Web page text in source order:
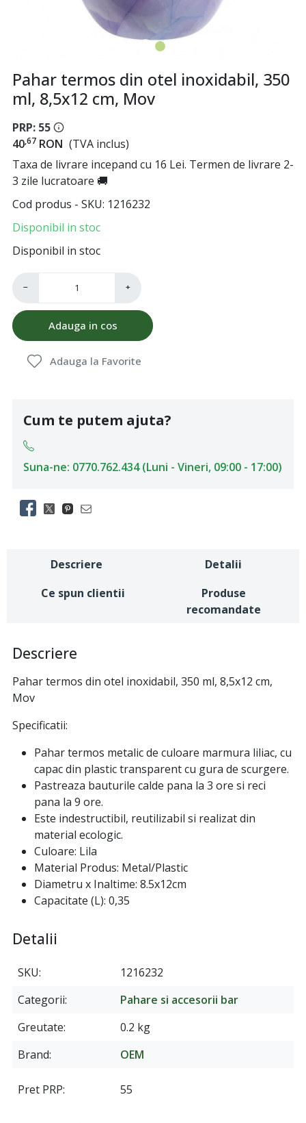
Pahar termos din otel inoxidabil, 350
ml, 8,5x12 cm, Mov
PRP: 55
40,67 RON (TVA inclus)
Taxa de livrare incepand cu 16 Lei. Termen de livrare 2-
3 zile lucratoare 🚚
Cod produs - SKU 1216232
Disponibil in stoc
Disponibil in stoc
− +
Adauga in cos
Adauga la Favorite
Cum te putem ajuta?
Suna-ne: 0770.762.434 (Luni - Vineri, 09:00 - 17:00)
Descriere
Detalii
Ce spun clientii
Produse
recomandate
Descriere
Pahar termos din otel inoxidabil, 350 ml, 8,5x12 cm,
Mov
Specificatii:
Pahar termos metalic de culoare marmura liliac, cu
capac din plastic transparent cu gura de scurgere.
Pastreaza bauturile calde pana la 3 ore si reci
pana la 9 ore.
Este indestructibil, reutilizabil si realizat din
material ecologic.
Culoare: Lila
Material Produs: Metal/Plastic
Diametru x Inaltime: 8.5x12cm
Capacitate (L): 0,35
Detalii
SKU
1216232
Categorii
Pahare si accesorii bar
Greutate
0.2 kg
Brand
OEM
Pret PRP 55